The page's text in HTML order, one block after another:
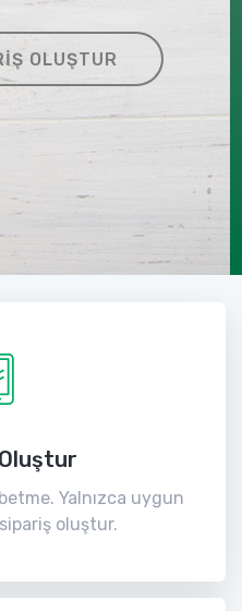
OLUŞTUR
Yalnızca uygun
oluştur.